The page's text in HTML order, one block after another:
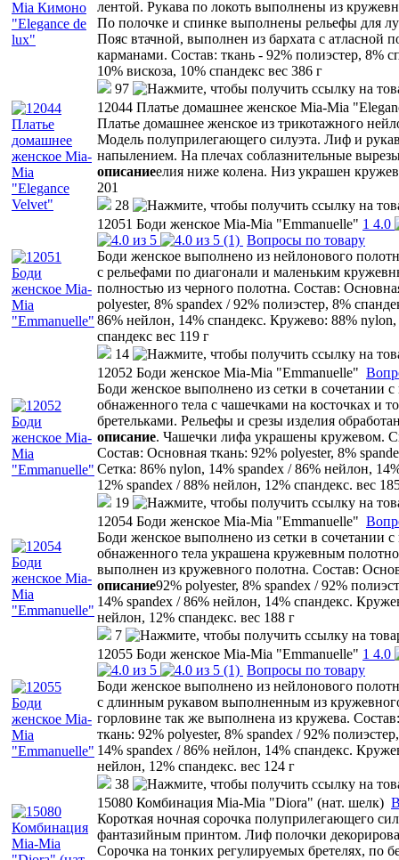
лентой. Рукава по локоть выполнены из
По полочке и спинке выполнены рельефы для
Пояс втачной, выполнен из бархата с атласной
карманами. Состав: ткань - 92% полиэстер, 8%
10% вискоза, 10% спандекс вес 386 г
97
12044 Платье домашнее женское Mia-Mia
Платье домашнее женское из трикотажного
Модель полуприлегающего силуэта. Лиф и
напылением. На плечах соблазнительные
описаниеелия ниже колена. Низ украшен
201
28
12051 Боди женское Mia-Mia "Emmanuelle" 1 4.0
(1) Вопросы по товару
Боди женское выполнено из нейлонового
с рельефами по диагонали и маленьким
полностью из черного полотна. Состав:
polyester, 8% spandex / 92% полиэстер, 8%
86% нейлон, 14% спандекс. Кружево: 88%
спандекс вес 119 г
14
12052 Боди женское Mia-Mia "Emmanuelle"
Боди женское выполнено из сетки в сочетании
обнаженного тела с чашечками на косточках и
бретельками. Рельефы и срезы изделия
описание. Чашечки лифа украшены кружевом.
Состав: Основная ткань: 92% polyester, 8%
Сетка: 86% nylon, 14% spandex / 86% нейлон,
12% spandex / 88% нейлон, 12% спандекс. вес
19
12054 Боди женское Mia-Mia "Emmanuelle"
Боди женское выполнено из сетки в сочетании
обнаженного тела украшена кружевным
выполнен из кружевного полотна. Состав:
описание92% polyester, 8% spandex / 92%
14% spandex / 86% нейлон, 14% спандекс.
нейлон, 12% спандекс. вес 188 г
7
12055 Боди женское Mia-Mia "Emmanuelle" 1 4.0
(1) Вопросы по товару
Боди женское выполнено из нейлонового
с длинным рукавом выполненным из
горловине так же выполнена из кружева.
ткань: 92% polyester, 8% spandex / 92%
14% spandex / 86% нейлон, 14% спандекс.
нейлон, 12% спандекс. вес 124 г
38
15080 Комбинация Mia-Mia "Diora" (нат. шелк)
Короткая ночная сорочка полуприлегающего
фантазийным принтом. Лиф полочки
Сорочка на тонких регулируемых бретелях, по